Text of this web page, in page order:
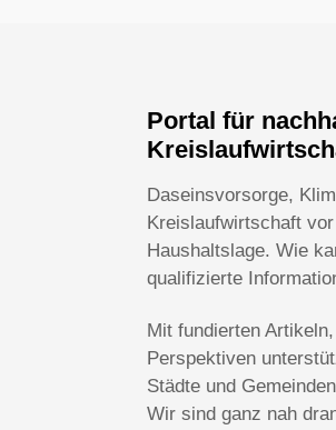
Portal für
Daseinsvorsorge,
Kreislaufwirtschaft
Haushaltslage. Wie
qualifizierte
Mit fundierten
Perspektiven
Städte und
Wir sind ganz nah